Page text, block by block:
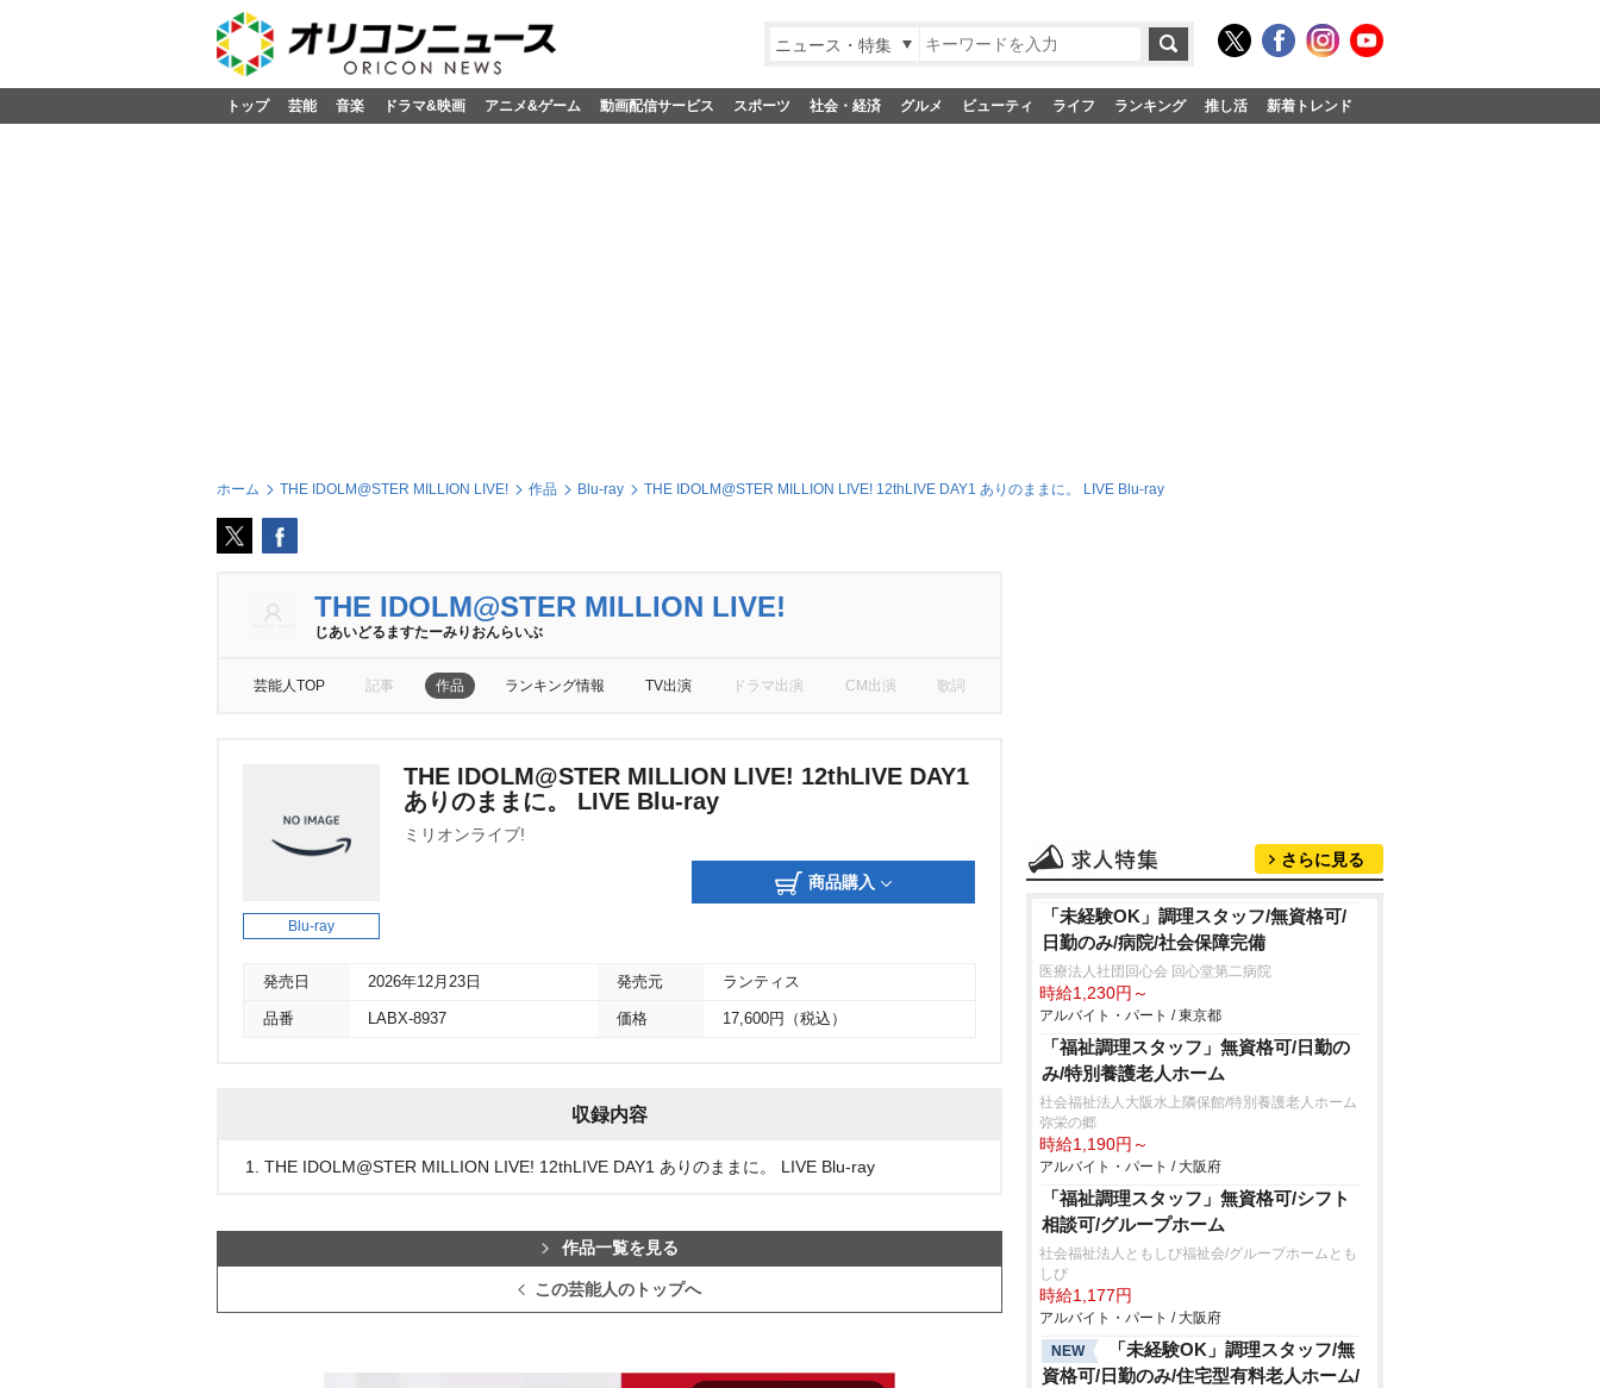
ニュース・特集
トップ 芸能 音楽 ドラマ&映画 アニメ&ゲーム 動画配信サービス スポーツ 社会・経済 グルメ ビューティ ライフ ランキング 推し活 新着トレンド
ホーム THE IDOLM@STER MILLION LIVE! 作品 Blu-ray THE IDOLM@STER MILLION LIVE! 12thLIVE DAY1 ありのままに。 LIVE Blu-ray
THE IDOLM@STER MILLION LIVE!
じあいどるますたーみりおんらいぶ
芸能人TOP 記事 作品 ランキング情報 TV出演 ドラマ出演 CM出演 歌詞
Blu-ray
THE IDOLM@STER MILLION LIVE! 12thLIVE DAY1
ありのままに。 LIVE Blu-ray
ミリオンライブ!
商品購入
発売日 2026年12月23日 発売元 ランティス
品番 LABX-8937 価格 17,600円（税込）
収録内容
1. THE IDOLM@STER MILLION LIVE! 12thLIVE DAY1 ありのままに。 LIVE Blu-ray
作品一覧を見る
この芸能人のトップへ
さらに見る
「未経験OK」調理スタッフ/無資格可/
日勤のみ/病院/社会保障完備
医療法人社団回心会 回心堂第二病院
時給1,230円～
アルバイト・パート / 東京都
「福祉調理スタッフ」無資格可/日勤の
み/特別養護老人ホーム
社会福祉法人大阪水上隣保館/特別養護老人ホーム
弥栄の郷
時給1,190円～
アルバイト・パート / 大阪府
「福祉調理スタッフ」無資格可/シフト
相談可/グループホーム
社会福祉法人ともしび福祉会/グループホームとも
しび
時給1,177円
アルバイト・パート / 大阪府
NEW
「未経験OK」調理スタッフ/無
資格可/日勤のみ/住宅型有料老人ホーム/